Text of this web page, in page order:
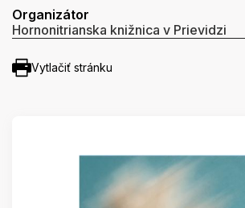
Organizátor
Hornonitrianska knižnica v Prievidzi
Vytlačiť stránku